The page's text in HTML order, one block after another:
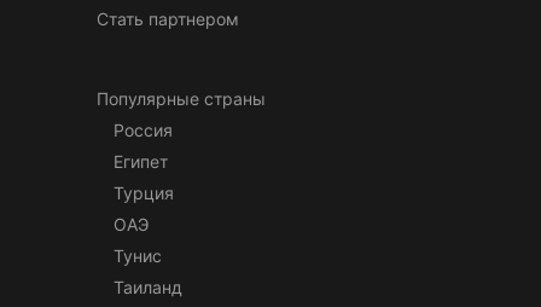
Стать партнером
Популярные страны
Россия
Египет
Турция
ОАЭ
Тунис
Таиланд